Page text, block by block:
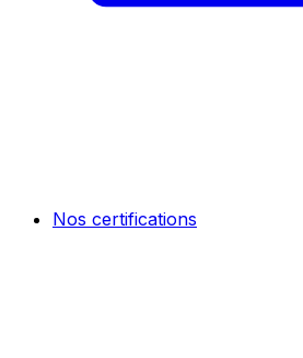
Nos certifications